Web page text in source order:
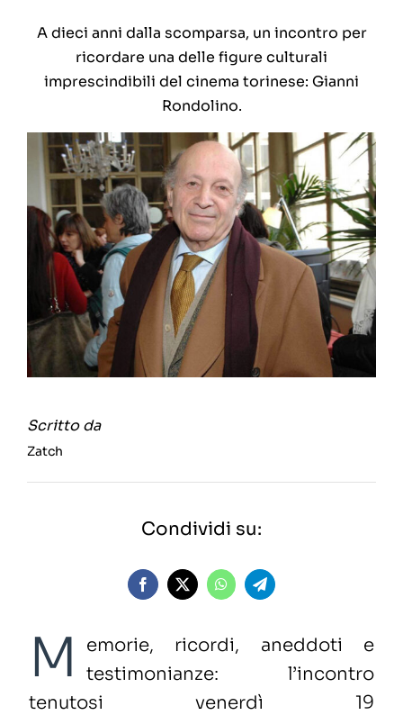
A dieci anni dalla scomparsa, un incontro per
ricordare una delle figure culturali
imprescindibili del cinema torinese: Gianni
Rondolino.
Scritto da
Zatch
Condividi su:
M
emorie, ricordi, aneddoti e
testimonianze: l’incontro
tenutosi venerdì 19